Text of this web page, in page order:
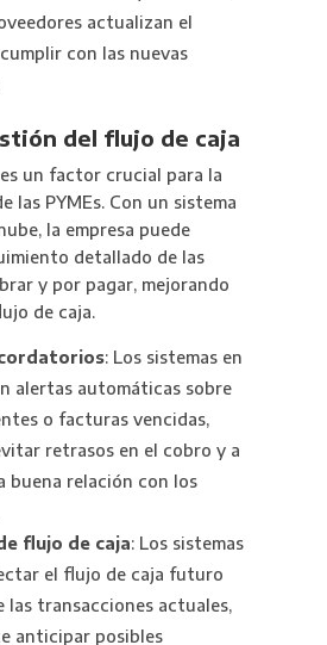
actualizan el
con las nuevas
del flujo de caja
un factor crucial para la
las PYMEs. Con un sistema
la empresa puede
detallado de las
y por pagar, mejorando
de caja.
: Los sistemas en
alertas automáticas sobre
o facturas vencidas,
retrasos en el cobro y a
buena relación con los
flujo de caja: Los sistemas
el flujo de caja futuro
las transacciones actuales,
anticipar posibles